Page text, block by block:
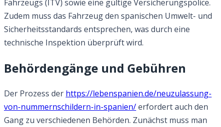
Fahrzeugs (ITV) sowie eine gültige Versicherungspolice.
Zudem muss das Fahrzeug den spanischen Umwelt- und
Sicherheitsstandards entsprechen, was durch eine
technische Inspektion überprüft wird.
Behördengänge und Gebühren
Der Prozess der https://lebenspanien.de/neuzulassung-
von-nummernschildern-in-spanien/erfordert auch den
Gang zu verschiedenen Behörden. Zunächst muss man